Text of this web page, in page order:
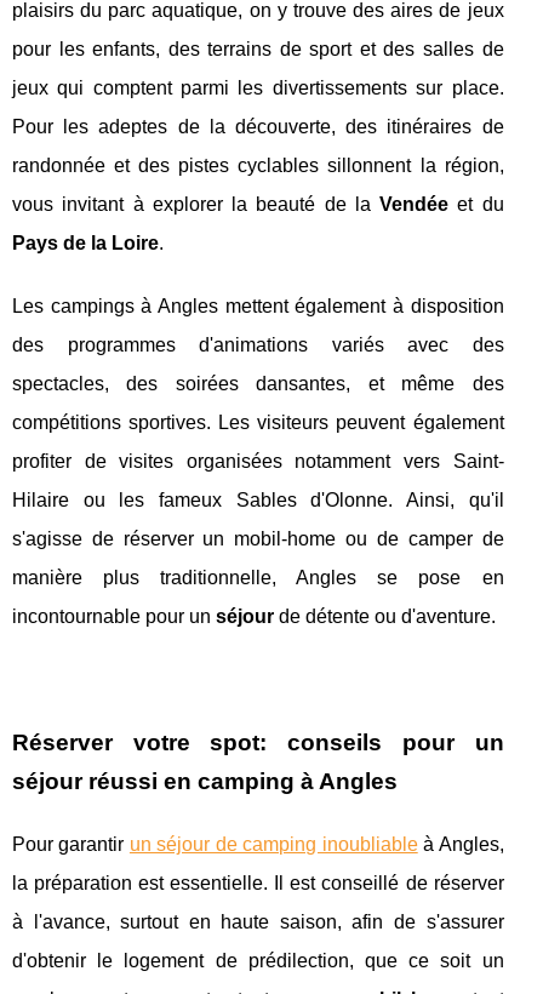
plaisirs du parc aquatique, on y trouve des aires de jeux
pour les enfants, des terrains de sport et des salles de
jeux qui comptent parmi les divertissements sur place.
Pour les adeptes de la découverte, des itinéraires de
randonnée et des pistes cyclables sillonnent la région,
vous invitant à explorer la beauté de laVendée et du
Pays de la Loire.
Les campings à Angles mettent également à disposition
des programmes d'animations variés avec des
spectacles, des soirées dansantes, et même des
compétitions sportives. Les visiteurs peuvent également
profiter de visites organisées notamment vers Saint-
Hilaire ou les fameux Sables d'Olonne. Ainsi, qu'il
s'agisse de réserver un mobil-home ou de camper de
manière plus traditionnelle, Angles se pose en
incontournable pour un séjour de détente ou d'aventure.
Réserver votre spot: conseils pour un
séjour réussi en camping à Angles
Pour garantir un séjour de camping inoubliableà Angles,
la préparation est essentielle. Il est conseillé de réserver
à l'avance, surtout en haute saison, afin de s'assurer
d'obtenir le logement de prédilection, que ce soit un